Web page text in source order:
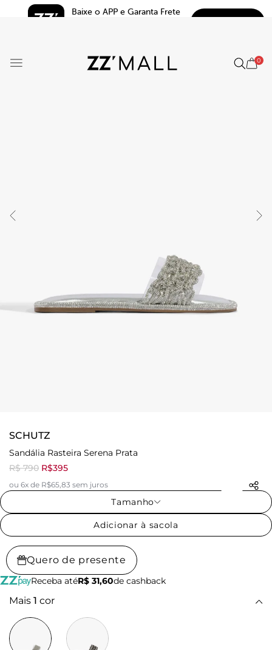
Baixe o APP e Garanta Frete
0
SCHUTZ
Sandália Rasteira Serena Prata
R$ 790 R$395
ou 6x de R$65,83 sem juros
Tamanho
Adicionar à sacola
Quero de presente
Receba atéR$ 31,60de cashback
Mais 1 cor